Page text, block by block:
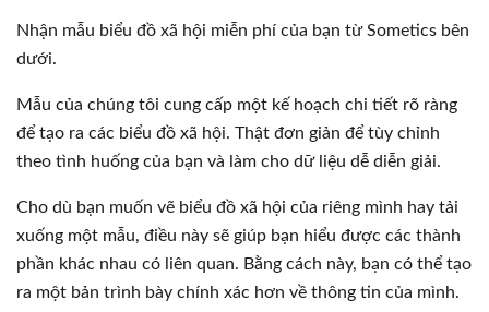
Nhận mẫu biểu đồ xã hội miễn phí của bạn từ Sometics bên
dưới.
Mẫu của chúng tôi cung cấp một kế hoạch chi tiết rõ ràng
để tạo ra các biểu đồ xã hội. Thật đơn giản để tùy chỉnh
theo tình huống của bạn và làm cho dữ liệu dễ diễn giải.
Cho dù bạn muốn vẽ biểu đồ xã hội của riêng mình hay tải
xuống một mẫu, điều này sẽ giúp bạn hiểu được các thành
phần khác nhau có liên quan. Bằng cách này, bạn có thể tạo
ra một bản trình bày chính xác hơn về thông tin của mình.